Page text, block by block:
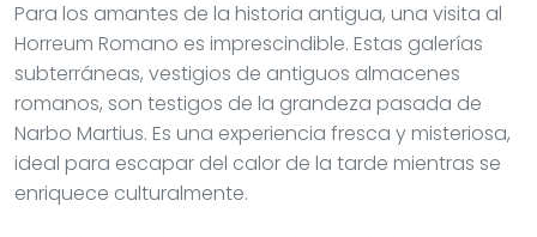
Para los amantes de la historia antigua, una visita al
Horreum Romano es imprescindible. Estas galerías
subterráneas, vestigios de antiguos almacenes
romanos, son testigos de la grandeza pasada de
Narbo Martius. Es una experiencia fresca y misteriosa,
ideal para escapar del calor de la tarde mientras se
enriquece culturalmente.